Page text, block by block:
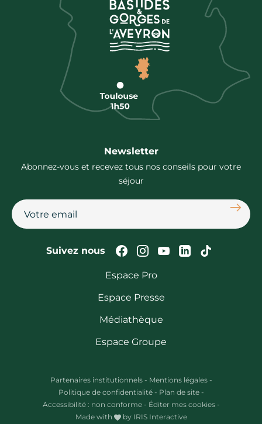
Newsletter
Abonnez-vous et recevez tous nos conseils pour votre
séjour
Suivez nous Suivez-nous sur
Suivez-nous sur
Suivez-nous
Suivez-Suivez-
Espace Pro
Espace Presse
Médiathèque
Espace Groupe
Partenaires institutionnels - Mentions légales -
Politique de confidentialité - Plan de site -
Accessibilité : non conforme - Éditer mes cookies -
Made with
by IRIS Interactive